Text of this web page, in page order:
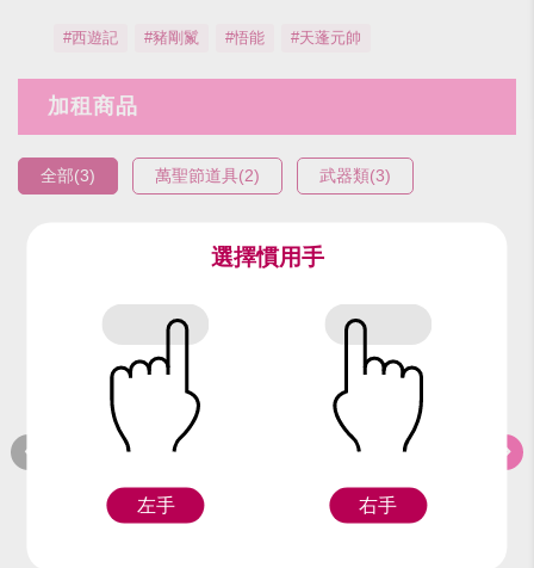
#西遊記 #豬剛鬣 #悟能 #天蓬元帥
加租商品
全部(3) 萬聖節道具(2) 武器類(3)
編號：9518 編號：9526-2
螺旋銀三叉(短)
選擇慣用手
左手 右手